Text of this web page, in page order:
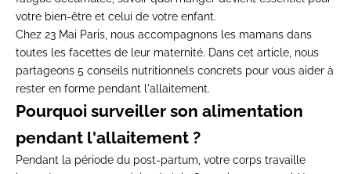
votre bien-être et celui de votre enfant.
Chez 23 Mai Paris, nous accompagnons les mamans dans
toutes les facettes de leur maternité. Dans cet article, nous
partageons 5 conseils nutritionnels concrets pour vous aider à
rester en forme pendant l'allaitement.
Pourquoi surveiller son alimentation
pendant l'allaitement ?
Pendant la période du post-partum, votre corps travaille